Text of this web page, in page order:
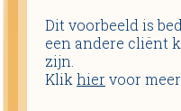
Dit voorbeeld is
een andere cliënt
zijn.
Klikhiervoor